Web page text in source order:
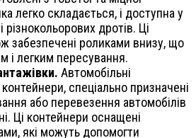
легко складається, і доступна у
різнокольорових дротів. Ці
забезпечені роликами внизу, що
і легким пересування.
Автомобільні
спеціально призначені
або перевезення автомобілів
Ці контейнери оснащені
які можуть допомогти